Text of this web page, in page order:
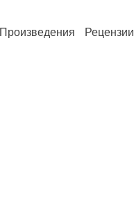
Произведения Рецензии